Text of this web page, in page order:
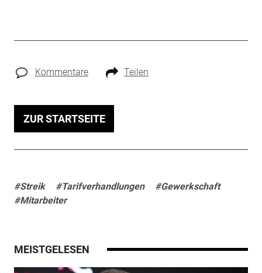
Kommentare Teilen
ZUR STARTSEITE
#Streik #Tarifverhandlungen
#Gewerkschaft
#Mitarbeiter
MEISTGELESEN